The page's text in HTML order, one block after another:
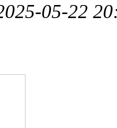
05-22